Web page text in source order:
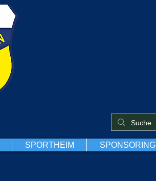
SPORTHEIM SPONSORING